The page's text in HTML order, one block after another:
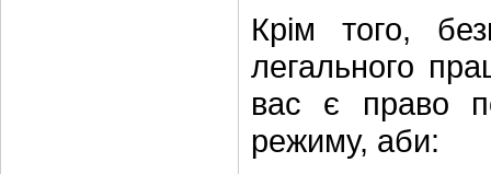
Крім того,
легального
вас є право
режиму, аби: